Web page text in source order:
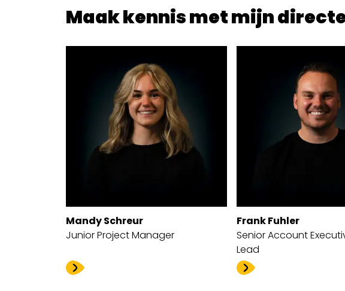
Maak kennis met mijn
Mandy Schreur
Junior Project Manager
Frank Fuhler
Senior Account
Lead